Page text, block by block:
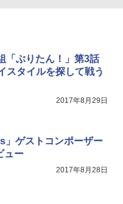
「ぶりたん！」第3話
スタイルを探して戦う
2017年8月29日
」ゲストコンポーザー
ュー
2017年8月28日